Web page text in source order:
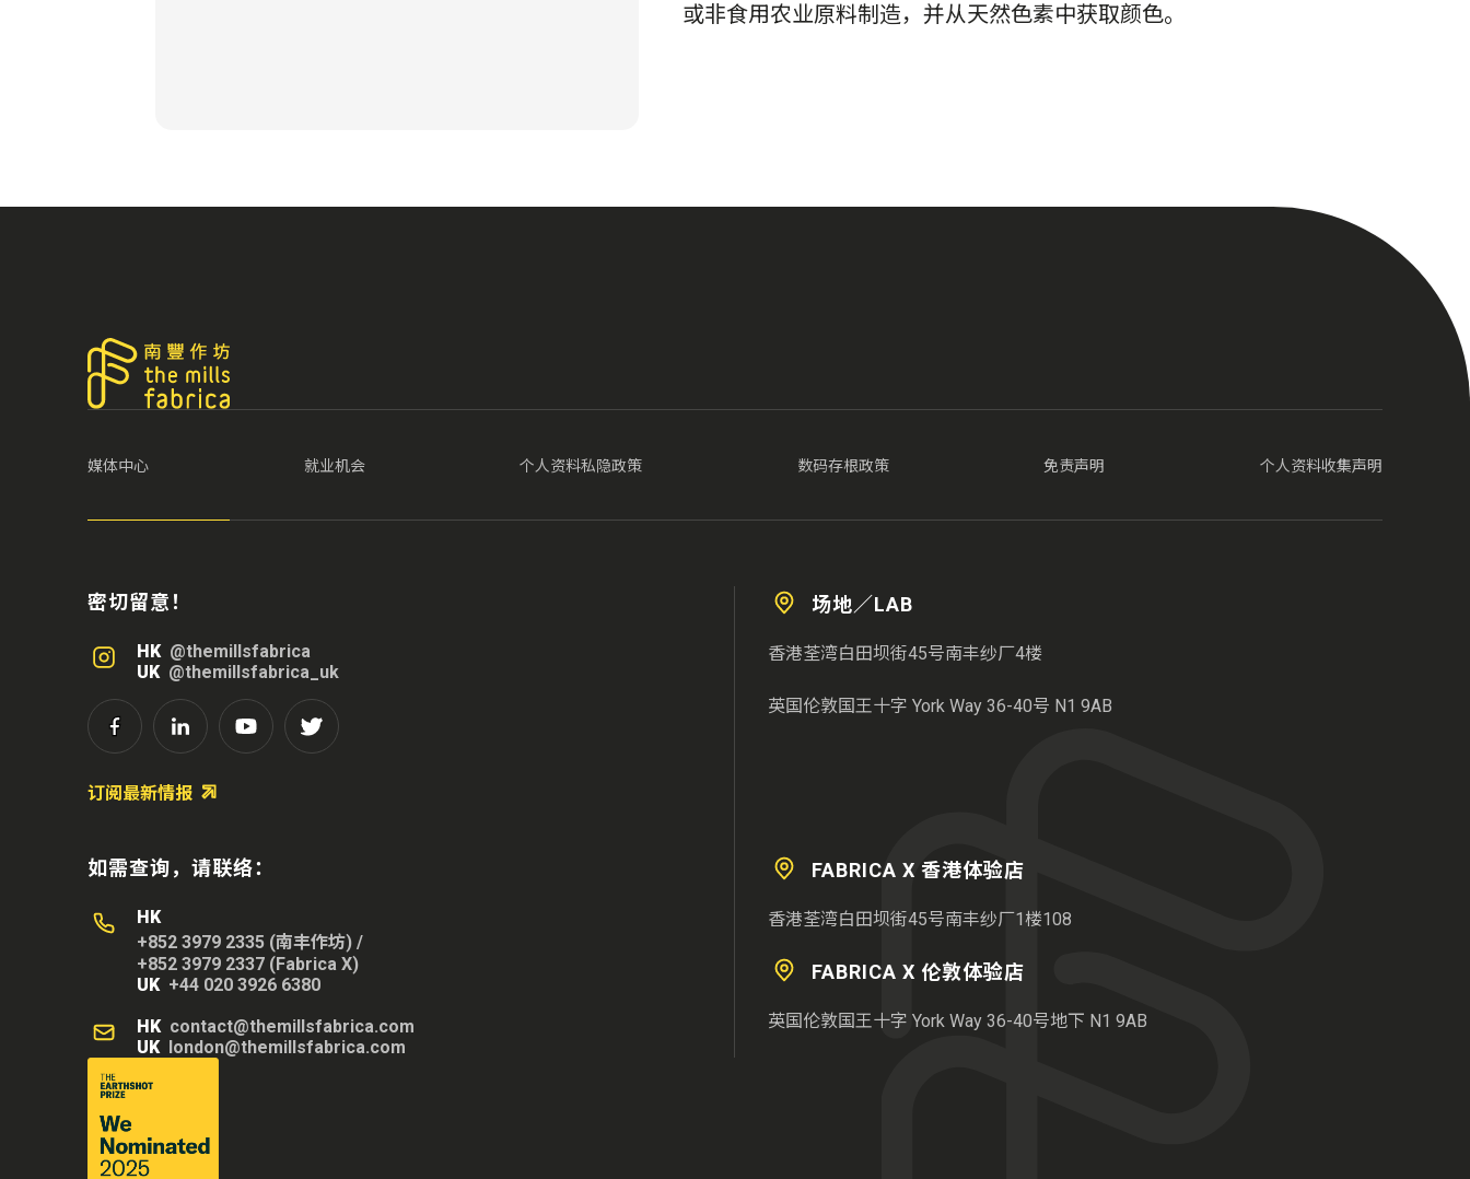
或非食用农业原料制造，并从天然色素中获取颜色。
媒体中心 就业机会 个人资料私隐政策 数码存根政策 免责声明 个人资料收集声明
密切留意！
HK @themillsfabrica
UK @themillsfabrica_uk
订阅最新情报
场地／LAB
香港荃湾白田坝街45号南丰纱厂4楼
英国伦敦国王十字 York Way 36-40号 N1 9AB
FABRICA X 香港体验店
香港荃湾白田坝街45号南丰纱厂1楼108
FABRICA X 伦敦体验店
英国伦敦国王十字 York Way 36-40号地下 N1 9AB
如需查询，请联络：
HK
+852 3979 2335 (南丰作坊) /
+852 3979 2337 (Fabrica X)
UK +44 020 3926 6380
HK contact@themillsfabrica.com
UK london@themillsfabrica.com